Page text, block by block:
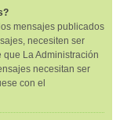
mensajes publicados
necesiten ser
La Administración
necesitan ser
con el